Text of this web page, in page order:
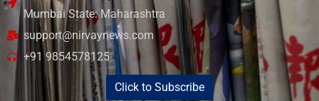
Mumbai State: Maharashtra
support@nirvaynews.com
+91 9854578125
Click to Subscribe